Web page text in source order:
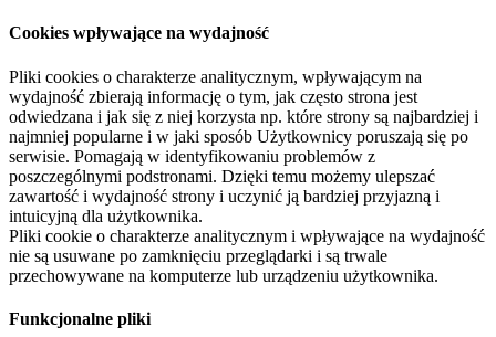
Cookies wpływające na wydajność
Pliki cookies o charakterze analitycznym, wpływającym na
wydajność zbierają informację o tym, jak często strona jest
odwiedzana i jak się z niej korzysta np. które strony są najbardziej i
najmniej popularne i w jaki sposób Użytkownicy poruszają się po
serwisie. Pomagają w identyfikowaniu problemów z
poszczególnymi podstronami. Dzięki temu możemy ulepszać
zawartość i wydajność strony i uczynić ją bardziej przyjazną i
intuicyjną dla użytkownika.
Pliki cookie o charakterze analitycznym i wpływające na wydajność
nie są usuwane po zamknięciu przeglądarki i są trwale
przechowywane na komputerze lub urządzeniu użytkownika.
Funkcjonalne pliki